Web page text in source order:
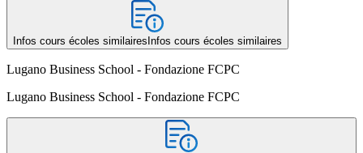
Infos cours écoles similaires Infos cours écoles similaires
Lugano Business School - Fondazione FCPC
Lugano Business School - Fondazione FCPC